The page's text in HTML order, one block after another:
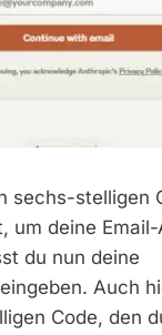
sechs-stelligen
um deine
du nun deine
Auch
Code, den